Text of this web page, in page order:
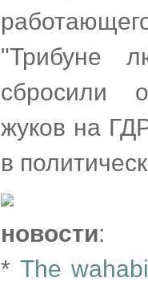
"Трибуне
сбросили
жуков на
в
новости:
* The